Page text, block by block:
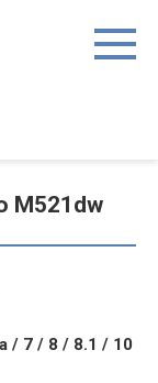
M521dw
/ 7 / 8 / 8.1 / 10